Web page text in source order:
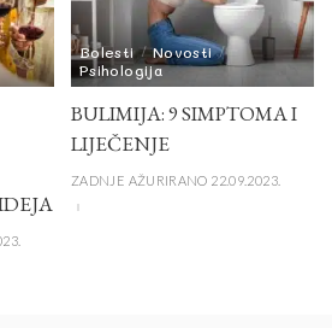
Bolesti
Novosti
Psihologija
BULIMIJA: 9 SIMPTOMA I
LIJEČENJE
ZADNJE AŽURIRANO 22.09.2023.